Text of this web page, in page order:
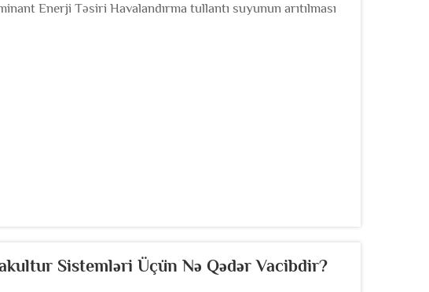
Enerji Təsiri Havalandırma tullantı suyunun arıtılması
60%-ni təşkil edə bilər və buna görə də ...
Sistemləri Üçün Nə Qədər Vacibdir?